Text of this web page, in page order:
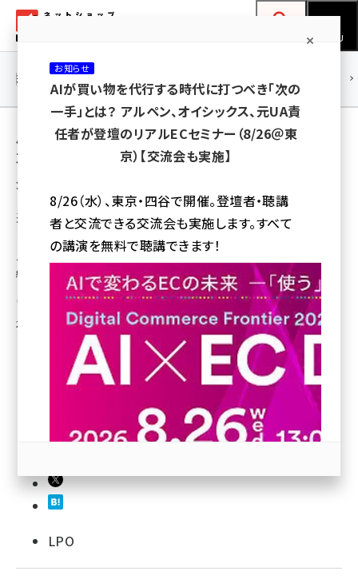
ン
ネットショップ担当者フォーラム
MENU
yahoo (1896)
楽天 (1865)
アスクル (1112)
base (1068)
ビィ・フォアード (769)
revico (737)
連載・特集 |
用語「ランディングページ」 が使われている記
事の一覧
全 5 記事中 1 ～ 5 を表示中
通販・EC向けにランディングページの独自フ
レームワークを提供、ネットショップ総研
ランディングページを12ブロックに分け、それぞれでどのようなコンテンツを
紹介すればいいかを提案する
中川 昌俊
2014年8月29日 12:52
LPO
お知らせ
AIが買い物を代行する時代に打つべき「次の
一手」とは？ アルペン、オイシックス、元UA責
任者が登壇のリアルECセミナー（8/26＠東
京）【交流会も実施】
8/26（水）、東京・四谷で開催。登壇者・聴講
者と交流できる交流会も実施します。すべて
の講演を無料で聴講できます！
参加登録はこちら↑